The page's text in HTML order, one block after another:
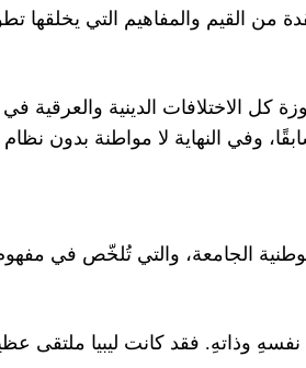
من القيم والمفاهيم التي يخلقها
كل الاختلافات الدينية والعرقية
، وفي النهاية لا مواطنة بدون
الجامعة، والتي تُلخص في مفهوم
وذاتهِ. فقد كانت ليبيا ملتقى